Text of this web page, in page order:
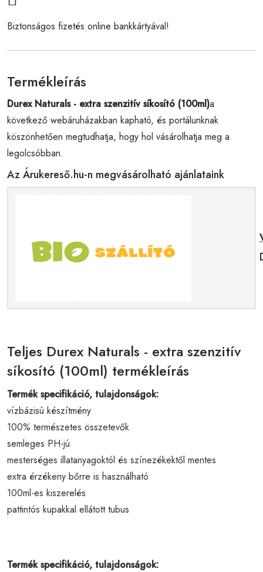
Biztonságos fizetés online bankkártyával!
Termékleírás
Durex Naturals - extra szenzitív síkosító (100ml)a
következő webáruházakban kapható, és portálunknak
köszönhetően megtudhatja, hogy hol vásárolhatja meg a
legolcsóbban.
Az Árukereső.hu-n megvásárolható ajánlataink
Teljes Durex Naturals - extra szenzitív
síkosító (100ml) termékleírás
Termék specifikáció, tulajdonságok:
vízbázisú készítmény
100% természetes összetevők
semleges PH-jú
mesterséges illatanyagoktól és színezékektől mentes
extra érzékeny bőrre is használható
100ml-es kiszerelés
pattintós kupakkal ellátott tubus
Termék specifikáció, tulajdonságok: